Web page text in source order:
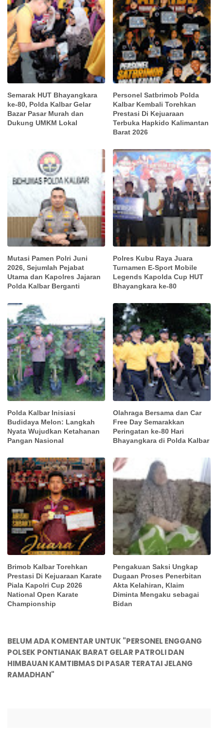
Semarak HUT Bhayangkara
ke-80, Polda Kalbar Gelar
Bazar Pasar Murah dan
Dukung UMKM Lokal
Personel Satbrimob Polda
Kalbar Kembali Torehkan
Prestasi Di Kejuaraan
Terbuka Hapkido Kalimantan
Barat 2026
Mutasi Pamen Polri Juni
2026, Sejumlah Pejabat
Utama dan Kapolres Jajaran
Polda Kalbar Berganti
Polres Kubu Raya Juara
Turnamen E-Sport Mobile
Legends Kapolda Cup HUT
Bhayangkara ke-80
Polda Kalbar Inisiasi
Budidaya Melon: Langkah
Nyata Wujudkan Ketahanan
Pangan Nasional
Olahraga Bersama dan Car
Free Day Semarakkan
Peringatan ke-80 Hari
Bhayangkara di Polda Kalbar
Brimob Kalbar Torehkan
Prestasi Di Kejuaraan Karate
Piala Kapolri Cup 2026
National Open Karate
Championship
Pengakuan Saksi Ungkap
Dugaan Proses Penerbitan
Akta Kelahiran, Klaim
Diminta Mengaku sebagai
Bidan
BELUM ADA KOMENTAR UNTUK "PERSONEL ENGGANG
POLSEK PONTIANAK BARAT GELAR PATROLI DAN
HIMBAUAN KAMTIBMAS DI PASAR TERATAI JELANG
RAMADHAN"